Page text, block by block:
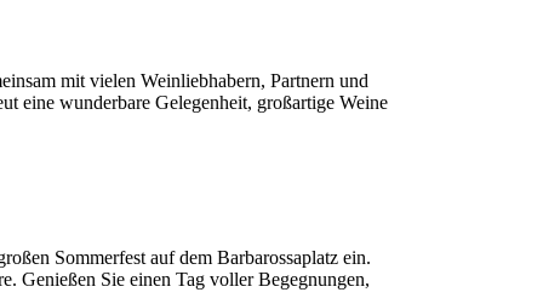
mit vielen Weinliebhabern, Partnern und
eine wunderbare Gelegenheit, großartige Weine
Sommerfest auf dem Barbarossaplatz ein.
Genießen Sie einen Tag voller Begegnungen,